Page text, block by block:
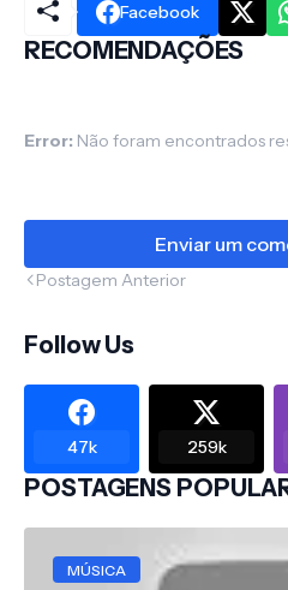
Facebook
RECOMENDAÇÕES
Error: Não foram encontrados
Enviar um
Postagem Anterior
Follow Us
47k 259k
POSTAGENS
MÚSICA